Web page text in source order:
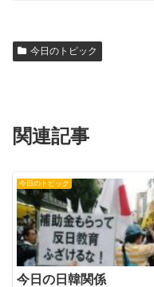
今日のトピック
関連記事
今日のトピック
今日の日韓関係